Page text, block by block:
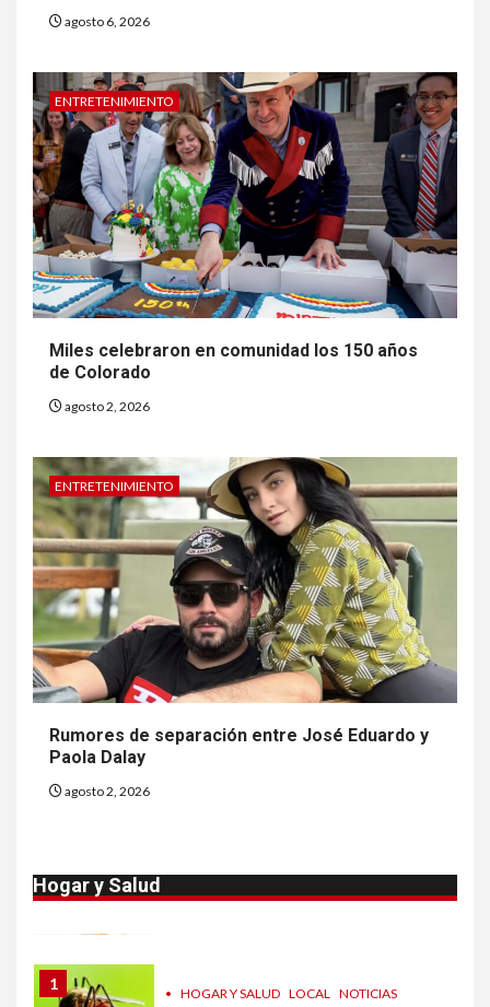
agosto 6, 2026
ENTRETENIMIENTO
Miles celebraron en comunidad los 150 años
de Colorado
agosto 2, 2026
ENTRETENIMIENTO
Rumores de separación entre José Eduardo y
Paola Dalay
agosto 2, 2026
Hogar y Salud
6
HOGAR Y SALUD
Insistir también tiene su
precio
7
en Michigan
8
• ESTADOS UNIDOS
HOGAR Y SALUD
NOTICIAS
Más casos de sarampión en
EEUU este año que en 2025
9 ESTADOS UNIDOS HOGAR Y SALUD
NOTICIAS
Van 4,100 casos confirmados
por parásito que causa
Sigue investigación sobre
Taylor Farms por lechuga
1
• HOGAR Y SALUD LOCAL NOTICIAS